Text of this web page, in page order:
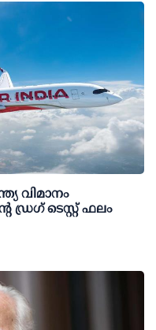
വിമാനം
ഡ്രഗ് ടെസ്റ്റ് ഫലം